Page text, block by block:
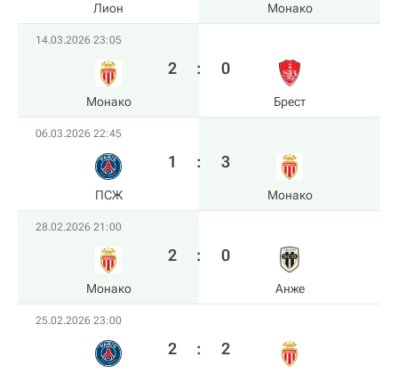
Лион Монако
14.03.2026 23:05
Монако
2 : 0
Брест
06.03.2026 22:45
ПСЖ
1 : 3
Монако
28.02.2026 21:00
Монако
2 : 0
Анже
25.02.2026 23:00
2 : 2